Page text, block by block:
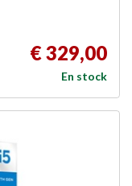
€ 329,00
En stock